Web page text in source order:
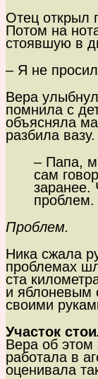
Отец открыл
Потом на
стоявшую в
– Я не
Вера
помнила с
объясняла
разбила вазу.
– Папа,
сам
заранее.
проблем.
Проблем.
Ника сжала
проблемах
ста
и яблоневым
своими
Участок
Вера об этом
работала в
оценивала